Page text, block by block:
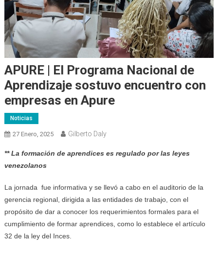
APURE | El Programa Nacional de
Aprendizaje sostuvo encuentro con
empresas en Apure
Noticias
27 Enero, 2025 Gilberto Daly
** La formación de aprendices es regulado por las leyes
venezolanos
La jornada fue informativa y se llevó a cabo en el auditorio de la
gerencia regional, dirigida a las entidades de trabajo, con el
propósito de dar a conocer los requerimientos formales para el
cumplimiento de formar aprendices, como lo establece el artículo
32 de la ley del Inces.